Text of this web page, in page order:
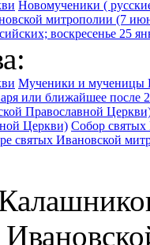
Новомученики (
митрополии (7
воскресенье 25
Мученики и мученицы
или ближайшее после
Православной
Церкви) Собор
святых Ивановской